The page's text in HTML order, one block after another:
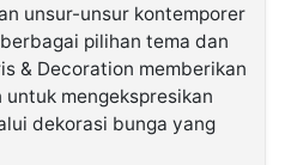
unsur-unsur kontemporer
pilihan tema dan
& Decoration memberikan
mengekspresikan
dekorasi bunga yang